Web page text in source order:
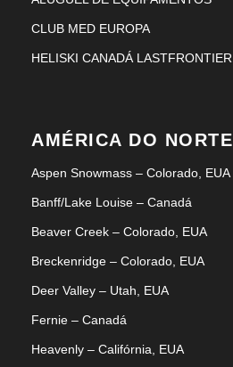
CLUB MED EUROPA
HELISKI CANADÁ LASTFRONTIER
AMÉRICA DO NORTE
Aspen Snowmass – Colorado, EUA
Banff/Lake Louise – Canadá
Beaver Creek – Colorado, EUA
Breckenridge – Colorado, EUA
Deer Valley – Utah, EUA
Fernie – Canadá
Heavenly – Califórnia, EUA